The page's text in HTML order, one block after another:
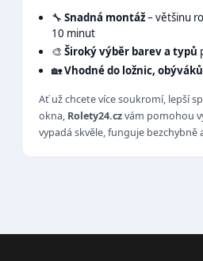
🔧 Snadná montáž– většinu
10 minut
🎨 Široký výběr barev a typů
🏡Vhodné do ložnic,
Ať už chcete více soukromí, lepší
okna, Rolety24.czvám pomohou
vypadá skvěle, funguje bezchybně